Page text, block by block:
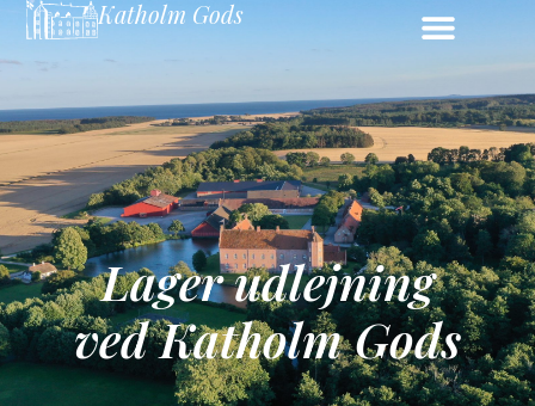
Katholm Gods
Lager udlejning
ved Katholm Gods